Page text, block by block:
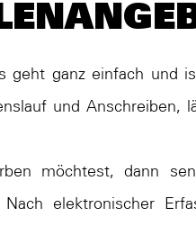
geht ganz einfach und
und Anschreiben,
möchtest, dann
elektronischer